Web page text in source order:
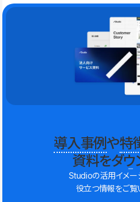
導入事例や特
資料をダウ
Studioの活用イメ
役立つ情報をご覧